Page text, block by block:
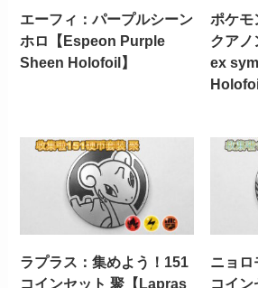
エーフィ：パープルシーン
ホロ【Espeon Purple
Sheen Holofoil】
ポケモ
クア
ex
ラプラス：集めよう！151
コインセット 聚【Lapras
ニョロ
コイ